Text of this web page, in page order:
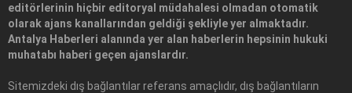
editörlerinin hiçbir editoryal müdahalesi olmadan otomatik
olarak ajans kanallarından geldiği şekliyle yer almaktadır.
Antalya Haberleri alanında yer alan haberlerin hepsinin hukuki
muhatabı haberi geçen ajanslardır.
Sitemizdeki dış bağlantılar referans amaçlıdır, dış bağlantıların